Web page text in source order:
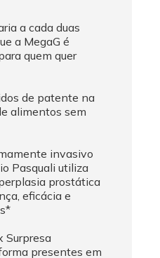
a cada duas
a MegaG é
quem quer
de patente na
alimentos sem
invasivo
Pasquali utiliza
prostática
eficácia e
Surpresa
presentes em